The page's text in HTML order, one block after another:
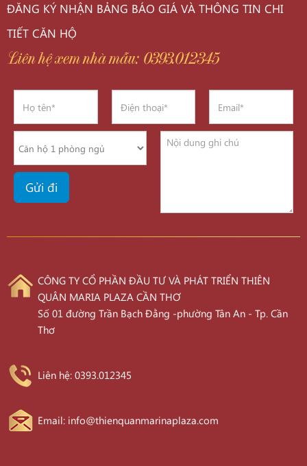
ĐĂNG KÝ NHẬN BẢNG BÁO GIÁ VÀ THÔNG TIN CHI
TIẾT CĂN HỘ
Liên hệ xem nhà mẫu: 0393.012345
CÔNG TY CỔ PHẦN ĐẦU TƯ VÀ PHÁT TRIỂN THIÊN
QUÂN MARIA PLAZA CẦN THƠ
Số 01 đường Trần Bạch Đằng -phường Tân An - Tp. Cần
Thơ
Liên hệ: 0393.012345
Email: info@thienquanmarinaplaza.com